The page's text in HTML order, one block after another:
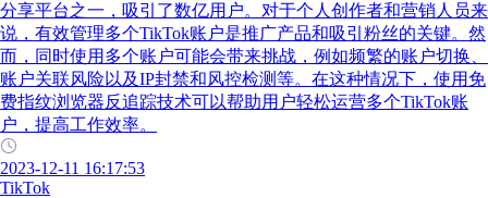
分享平台之一，吸引了数亿用户。对于个人创作者和营销人员来
说，有效管理多个TikTok账户是推广产品和吸引粉丝的关键。然
而，同时使用多个账户可能会带来挑战，例如频繁的账户切换、
账户关联风险以及IP封禁和风控检测等。在这种情况下，使用免
费指纹浏览器反追踪技术可以帮助用户轻松运营多个TikTok账
户，提高工作效率。
2023-12-11 16:17:53
TikTok